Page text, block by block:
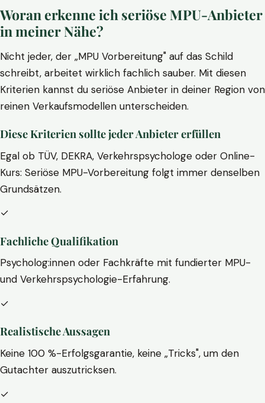
Woran erkenne ich seriöse MPU-Anbieter
in meiner Nähe?
Nicht jeder, der „MPU Vorbereitung" auf das Schild
schreibt, arbeitet wirklich fachlich sauber. Mit diesen
Kriterien kannst du seriöse Anbieter in deiner Region von
reinen Verkaufsmodellen unterscheiden.
Diese Kriterien sollte jeder Anbieter erfüllen
Egal ob TÜV, DEKRA, Verkehrspsychologe oder Online-
Kurs: Seriöse MPU-Vorbereitung folgt immer denselben
Grundsätzen.
✓
Fachliche Qualifikation
Psycholog:innen oder Fachkräfte mit fundierter MPU-
und Verkehrspsychologie-Erfahrung.
✓
Realistische Aussagen
Keine 100 %-Erfolgsgarantie, keine „Tricks", um den
Gutachter auszutricksen.
✓